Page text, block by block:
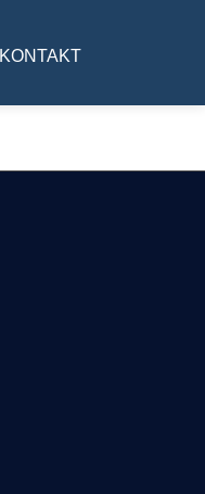
KONTAKT